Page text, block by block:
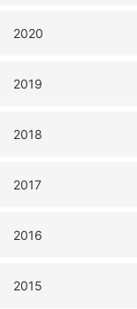
2020
2019
2018
2017
2016
2015